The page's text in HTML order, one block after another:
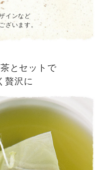
インなど
ざいます。
とセットで
贅沢に